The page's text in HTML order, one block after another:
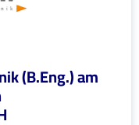
(B.Eng.) am